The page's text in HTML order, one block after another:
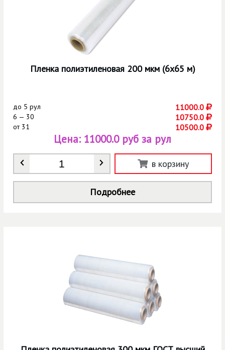
Пленка полиэтиленовая 200 мкм (6х65 м)
до 5 рул 11000.0
6 — 30 10750.0
от31 10500.0
Количество
Цена: 11000.0 руб за рул
в корзину
Подробнее